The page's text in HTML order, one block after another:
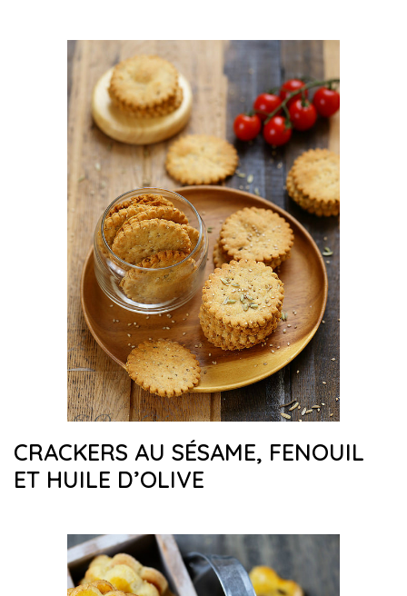
CRACKERS AU SÉSAME, FENOUIL
ET HUILE D’OLIVE